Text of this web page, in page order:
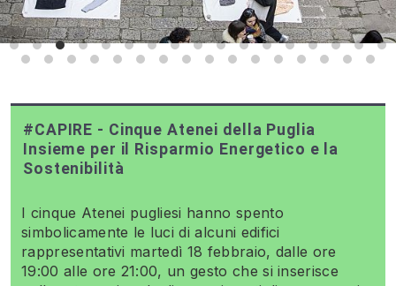
#CAPIRE - Cinque Atenei della Puglia
Insieme per il Risparmio Energetico e la
Sostenibilità
I cinque Atenei pugliesi hanno spento
simbolicamente le luci di alcuni edifici
rappresentativi martedì 18 febbraio, dalle ore
19:00 alle ore 21:00, un gesto che si inserisce